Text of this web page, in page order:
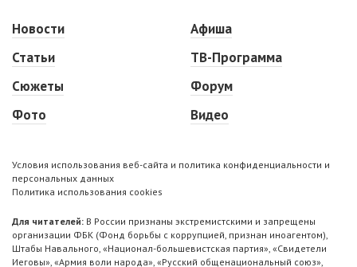
Новости
Статьи
Сюжеты
Фото
Афиша
ТВ-Программа
Форум
Видео
Условия использования веб-сайта и политика конфиденциальности и
персональных данных
Политика использования cookies
Для читателей: В России признаны экстремистскими и запрещены
организации ФБК (Фонд борьбы с коррупцией, признан иноагентом),
Штабы Навального, «Национал-большевистская партия», «Свидетели
Иеговы», «Армия воли народа», «Русский общенациональный союз»,